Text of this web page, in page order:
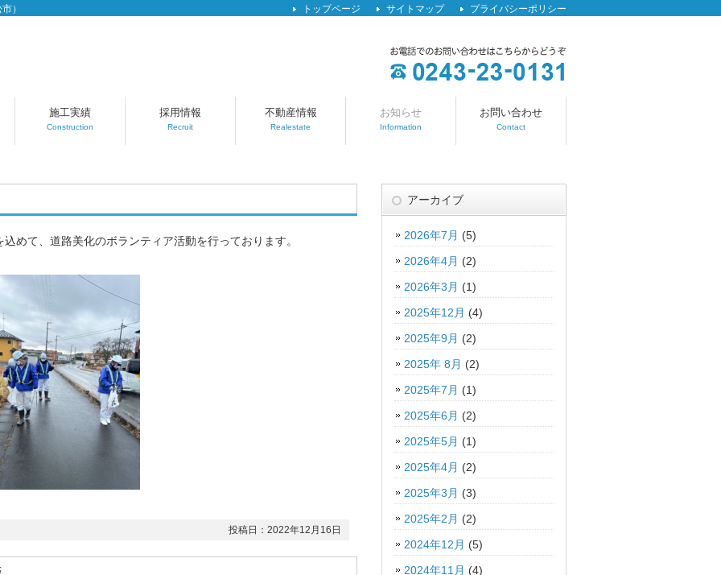
） トップページ サイトマップ プライバシーポリシー
施工実績
Construction
採用情報
Recruit
不動産情報
Realestate
お知らせ
Information
お問い合わせ
Contact
めて、道路美化のボランティア活動を行っております。
投稿日：2022年12月16日
アーカイブ
2026年7月 (5)
2026年4月 (2)
2026年3月 (1)
2025年12月 (4)
2025年9月 (2)
2025年 8月 (2)
2025年7月 (1)
2025年6月 (2)
2025年5月 (1)
2025年4月 (2)
2025年3月 (3)
2025年2月 (2)
2024年12月 (5)
2024年11月 (4)